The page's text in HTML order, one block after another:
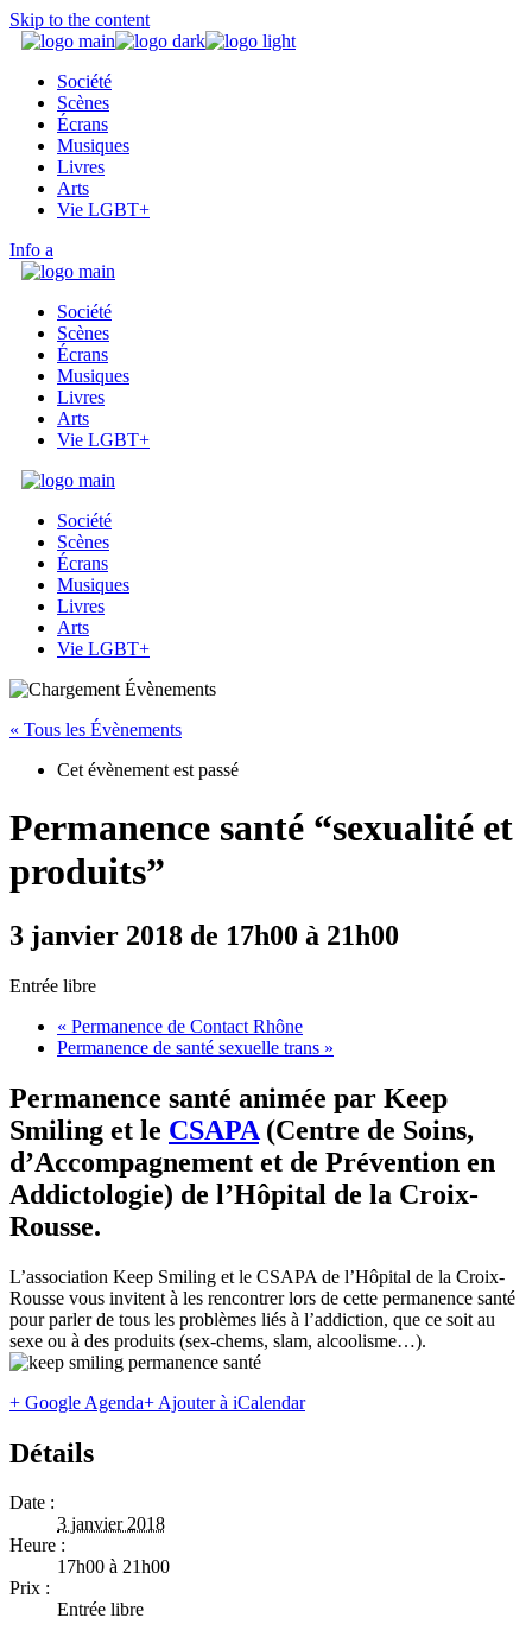
Skip to the content
Société
Scènes
Écrans
Musiques
Livres
Arts
Vie LGBT+
Info
Société
Scènes
Écrans
Musiques
Livres
Arts
Vie LGBT+
Société
Scènes
Écrans
Musiques
Livres
Arts
Vie LGBT+
« Tous les Évènements
Cet évènement est passé
Permanence santé “sexualité et
produits”
3 janvier 2018 de 17h00 à 21h00
Entrée libre
« Permanence de Contact Rhône
Permanence de santé sexuelle trans »
Permanence santé animée par Keep
Smiling et le CSAPA (Centre de Soins,
d’Accompagnement et de Prévention en
Addictologie) de l’Hôpital de la Croix-
Rousse.
L’association Keep Smiling et le CSAPA de l’Hôpital de la Croix-
Rousse vous invitent à les rencontrer lors de cette permanence santé
pour parler de tous les problèmes liés à l’addiction, que ce soit au
sexe ou à des produits (sex-chems, slam, alcoolisme…).
+ Google Agenda+ Ajouter à iCalendar
Détails
Date :
3 janvier 2018
Heure :
17h00 à 21h00
Prix :
Entrée libre